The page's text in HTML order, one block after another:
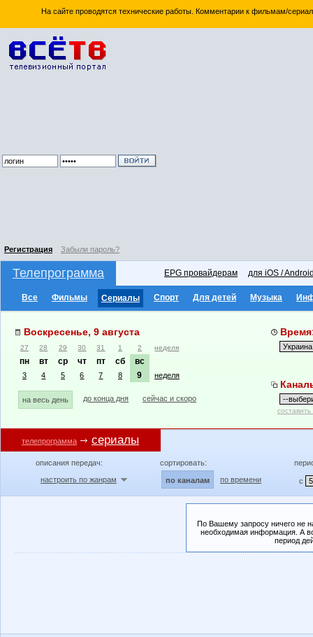
На сайте проводятся технические работы. Комментарии к фильмам/
Регистрация Забыли пароль?
Телепрограмма EPG провайдерам для iOS /
Все Фильмы Сериалы Спорт Для детей Музыка
Воскресенье, 9 августа
27 28 29 30 31 1 2 неделя
пн вт ср чт пт сб вс
3 4 5 6 7 8 9 неделя
на весь день до конца дня сейчас и скоро
телепрограмма сериалы
описания передач:
настроить по жанрам
сортировать:
по каналам по времени с
По Вашему запросу ничего не
необходимая информация. А
период